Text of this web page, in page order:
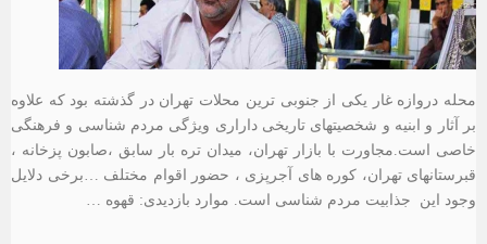
محله دروازه غار یکی از جنوبی ترین محلات تهران در گذشته بود که علاوه
بر آثار و ابنیه و شخصیتهای تاریخی داراری ویژگی مردم شناسی و فرهنگی
خاصی است.مجاورت با بازار تهران، میدان تره بار سابق ،صابون پزخانه ،
قبرستانهای تهران، کوره های آجرپزی ، حضور اقوام مختلف …برخی دلایل
وجود این جذابیت مردم شناسی است. موارد بازدیدی: قهوه …